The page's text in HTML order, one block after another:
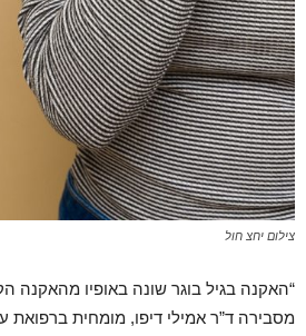
צילום יחצ חול
“האקנה בגיל בוגר שונה באופיו מהאקנה
מסבירה ד”ר אמילי דיפו, מומחית ברפואת